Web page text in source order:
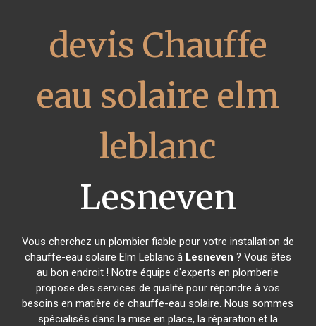
devis Chauffe
eau solaire elm
leblanc
Lesneven
Vous cherchez un plombier fiable pour votre installation de
chauffe-eau solaire Elm Leblanc à Lesneven ? Vous êtes
au bon endroit ! Notre équipe d'experts en plomberie
propose des services de qualité pour répondre à vos
besoins en matière de chauffe-eau solaire. Nous sommes
spécialisés dans la mise en place, la réparation et la